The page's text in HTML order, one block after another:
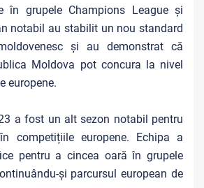
în grupele Champions League și
notabil au stabilit un nou standard
și au demonstrat că
Moldova pot concura la nivel
europene.
a fost un alt sezon notabil pentru
competițiile europene. Echipa a
pentru a cincea oară în grupele
și parcursul european de